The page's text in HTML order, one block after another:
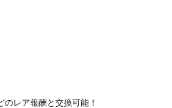
レア報酬と交換可能！